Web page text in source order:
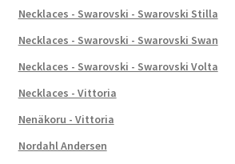
Necklaces - Swarovski - Swarovski Stilla
Necklaces - Swarovski - Swarovski Swan
Necklaces - Swarovski - Swarovski Volta
Necklaces - Vittoria
Nenäkoru - Vittoria
Nordahl Andersen